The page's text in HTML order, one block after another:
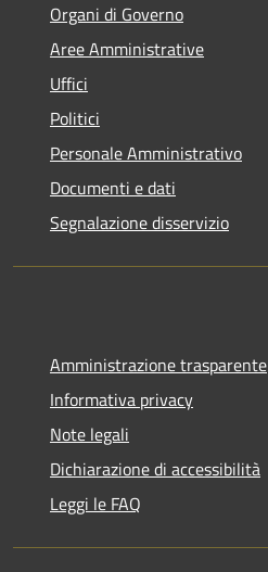
Organi di Governo
Aree Amministrative
Uffici
Politici
Personale Amministrativo
Documenti e dati
Segnalazione disservizio
Amministrazione trasparente
Informativa privacy
Note legali
Dichiarazione di accessibilità
Leggi le FAQ